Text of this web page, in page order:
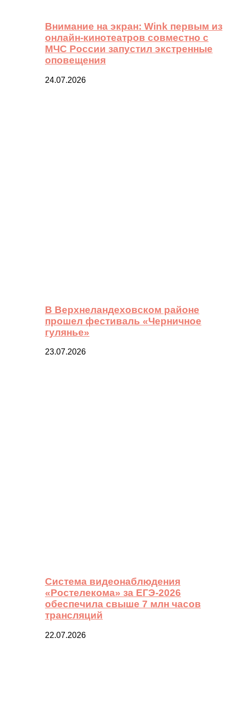
Внимание на экран: Wink первым из
онлайн-кинотеатров совместно с
МЧС России запустил экстренные
оповещения
24.07.2026
В Верхнеландеховском районе
прошел фестиваль «Черничное
гулянье»
23.07.2026
Система видеонаблюдения
«Ростелекома» за ЕГЭ-2026
обеспечила свыше 7 млн часов
трансляций
22.07.2026